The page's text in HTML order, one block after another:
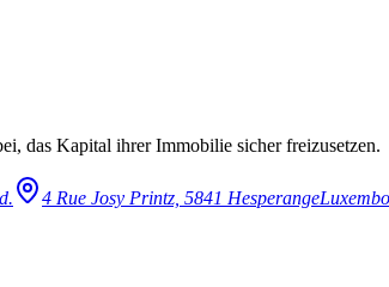
das Kapital ihrer Immobilie sicher freizusetzen.
4 Rue Josy Printz, 5841 Hesperange